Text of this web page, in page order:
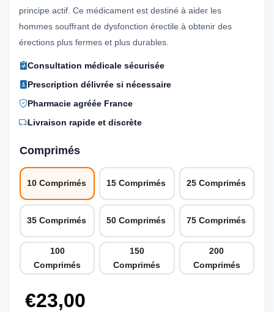
prix :
€23,00
principe actif. Ce médicament est destiné à aider les
hommes souffrant de dysfonction érectile à obtenir des
érections plus fermes et plus durables.
Consultation médicale sécurisée
Prescription délivrée si nécessaire
Pharmacie agréée France
Livraison rapide et discrète
Comprimés
10 Comprimés 15 Comprimés 25 Comprimés
35 Comprimés 50 Comprimés 75 Comprimés
100
Comprimés
150
Comprimés
200
Comprimés
€23,00